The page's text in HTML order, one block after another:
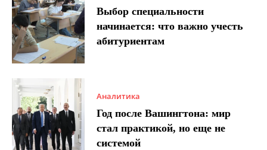
Выбор специальности
начинается: что важно учесть
абитуриентам
Аналитика
Год после Вашингтона: мир
стал практикой, но еще не
системой